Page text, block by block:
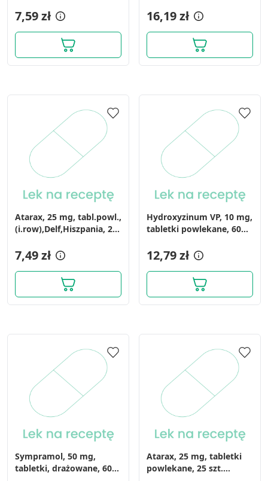
7,59 zł 16,19 zł
Atarax, 25 mg, tabl.powl.,
(i.row),Delf,Hiszpania, 25
7,49 zł
Hydroxyzinum VP, 10 mg,
tabletki powlekane, 60
12,79 zł
Sympramol, 50 mg,
tabletki, drażowane, 60
Atarax, 25 mg, tabletki
powlekane, 25 szt.